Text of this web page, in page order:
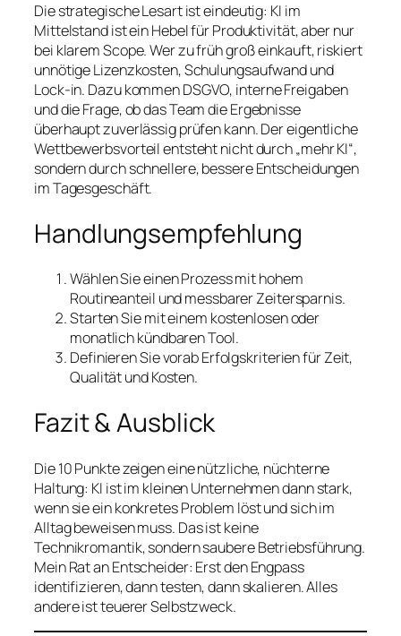
Die strategische Lesart ist eindeutig: KI im
Mittelstand ist ein Hebel für Produktivität, aber nur
bei klarem Scope. Wer zu früh groß einkauft, riskiert
unnötige Lizenzkosten, Schulungsaufwand und
Lock-in. Dazu kommen DSGVO, interne Freigaben
und die Frage, ob das Team die Ergebnisse
überhaupt zuverlässig prüfen kann. Der eigentliche
Wettbewerbsvorteil entsteht nicht durch „mehr KI“,
sondern durch schnellere, bessere Entscheidungen
im Tagesgeschäft.
Handlungsempfehlung
Wählen Sie einen Prozess mit hohem
Routineanteil und messbarer Zeitersparnis.
Starten Sie mit einem kostenlosen oder
monatlich kündbaren Tool.
Definieren Sie vorab Erfolgskriterien für Zeit,
Qualität und Kosten.
Fazit & Ausblick
Die 10 Punkte zeigen eine nützliche, nüchterne
Haltung: KI ist im kleinen Unternehmen dann stark,
wenn sie ein konkretes Problem löst und sich im
Alltag beweisen muss. Das ist keine
Technikromantik, sondern saubere Betriebsführung.
Mein Rat an Entscheider: Erst den Engpass
identifizieren, dann testen, dann skalieren. Alles
andere ist teuerer Selbstzweck.